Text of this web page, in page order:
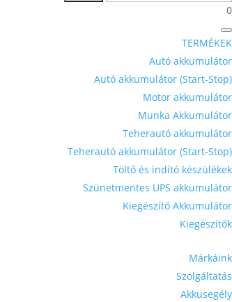
0
TERMÉKEK
Autó akkumulátor
Autó akkumulátor (Start-Stop)
Motor akkumulátor
Munka Akkumulátor
Teherautó akkumulátor
Teherautó akkumulátor (Start-Stop)
Töltő és indító készülékek
Szünetmentes UPS akkumulátor
Kiegészítő Akkumulátor
Kiegészítők
Márkáink
Szolgáltatás
Akkusegély